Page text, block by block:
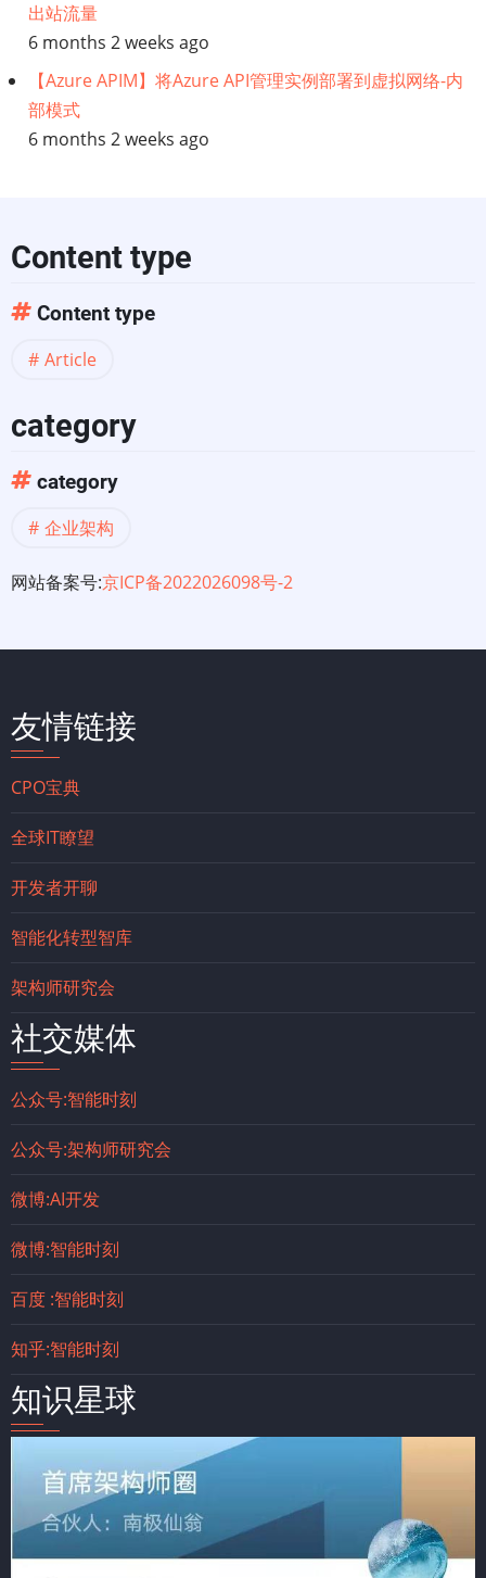
资
源
出
出站流量
6 months 2 weeks ago
【Azure APIM】将Azure API管理实例部署到虚拟网络-内
部模式
6 months 2 weeks ago
Content type
Content type
Article
category
category
企业架构
网站备案号:京ICP备2022026098号-2
友情链接
CPO宝典
全球IT瞭望
开发者开聊
智能化转型智库
架构师研究会
社交媒体
公众号:智能时刻
公众号:架构师研究会
微博:AI开发
微博:智能时刻
百度 :智能时刻
知乎:智能时刻
知识星球